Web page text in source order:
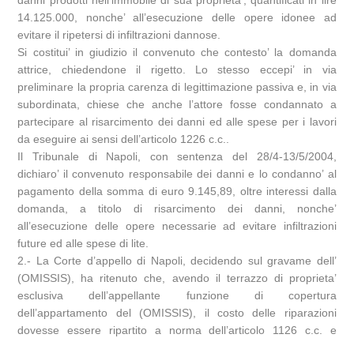
14.125.000, nonche’ all’esecuzione delle opere idonee ad
evitare il ripetersi di infiltrazioni dannose.
Si costitui’ in giudizio il convenuto che contesto’ la domanda
attrice, chiedendone il rigetto. Lo stesso eccepi’ in via
preliminare la propria carenza di legittimazione passiva e, in via
subordinata, chiese che anche l’attore fosse condannato a
partecipare al risarcimento dei danni ed alle spese per i lavori
da eseguire ai sensi dell’articolo 1226 c.c..
Il Tribunale di Napoli, con sentenza del 28/4-13/5/2004,
dichiaro’ il convenuto responsabile dei danni e lo condanno’ al
pagamento della somma di euro 9.145,89, oltre interessi dalla
domanda, a titolo di risarcimento dei danni, nonche’
all’esecuzione delle opere necessarie ad evitare infiltrazioni
future ed alle spese di lite.
2.- La Corte d’appello di Napoli, decidendo sul gravame dell’
(OMISSIS), ha ritenuto che, avendo il terrazzo di proprieta’
esclusiva dell’appellante funzione di copertura
dell’appartamento del (OMISSIS), il costo delle riparazioni
dovesse essere ripartito a norma dell’articolo 1126 c.c. e